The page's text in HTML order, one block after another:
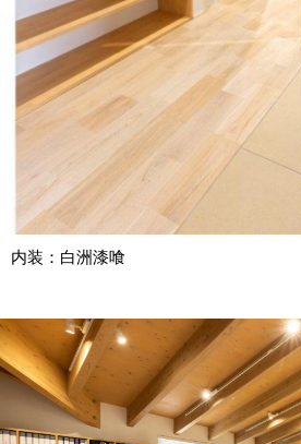
内装：白洲漆喰